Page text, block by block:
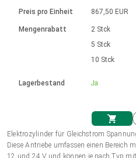
Einheitssystem
Einkaufswagen
Hubmagnete
230 - 50 Hz | 110 - 60 Hz
Drehzahlregelung für die AIS-Serie
Bürstenlose
mit Planetengetriebe
Ø 28-42| 1-1400 rpm | <= 290Ncm
Bürstenlose DC Motor
Gleichstrommotoren mit
Schneckengetriebe und
Ø43-124mm | 31-425rpm | ≤ 41Nm
Treiber für
Synchron-Asynchron | für 1-4 Elektrozylinder
Synchron-Asynchron | für 1-4 Elektrozylinder
Français (EUR)
Polski (EUR)
Preis pro Einheit
Mengenrabatt
Lagerbestand
867,50 EUR
2 Stck
5 Stck
10 Stck
Ja
Elektrozylinder für Gleichstrom
Diese Antriebe umfassen einen Bereich
12 und 24 V und können je nach Typ